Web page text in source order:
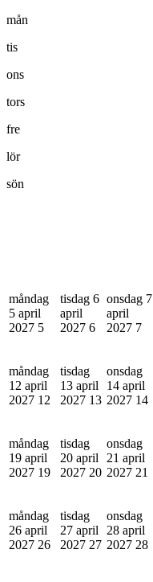
mån
tis
ons
tors
fre
lör
sön
måndag
5 april
2027 5
tisdag 6
april
2027 6
onsdag 7
april
2027 7
måndag
12 april
2027 12
tisdag
13 april
2027 13
onsdag
14 april
2027 14
måndag
19 april
2027 19
tisdag
20 april
2027 20
onsdag
21 april
2027 21
måndag
26 april
2027 26
tisdag
27 april
2027 27
onsdag
28 april
2027 28